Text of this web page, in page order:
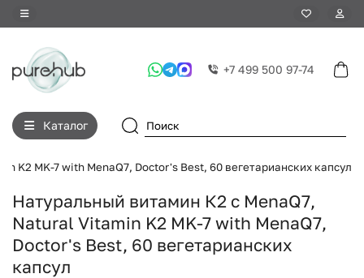
+7 499 500 97-74
Каталог
K2 MK-7 with MenaQ7, Doctor's Best, 60 вегетарианских капсул
Натуральный витамин К2 с MenaQ7,
Natural Vitamin K2 MK-7 with MenaQ7,
Doctor's Best, 60 вегетарианских
капсул